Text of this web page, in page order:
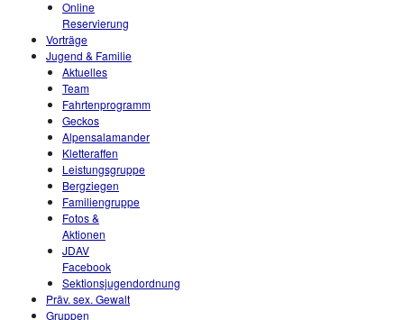
Online
Reservierung
Vorträge
Jugend & Familie
Aktuelles
Team
Fahrtenprogramm
Geckos
Alpensalamander
Kletteraffen
Leistungsgruppe
Bergziegen
Familiengruppe
Fotos &
Aktionen
JDAV
Facebook
Sektionsjugendordnung
Präv. sex. Gewalt
Gruppen